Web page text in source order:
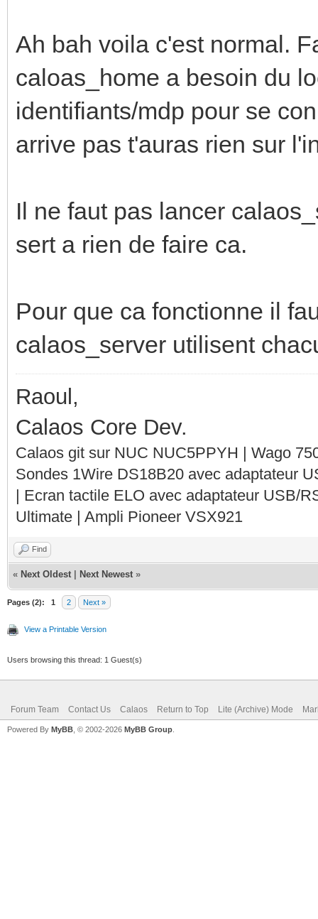
Ah bah voila c'est normal.
caloas_home a besoin du
identifiants/mdp pour se
arrive pas t'auras rien sur
Il ne faut pas lancer
sert a rien de faire ca.
Pour que ca fonctionne il
calaos_server utilisent
Raoul,
Calaos Core Dev.
Calaos git sur NUC NUC5PPYH | Wago
Sondes 1Wire DS18B20 avec adaptateur
| Ecran tactile ELO avec adaptateur USB/
Ultimate | Ampli Pioneer VSX921
Find
« Next Oldest Next Newest »
Pages (2): 1 2 Next »
View a Printable Version
Users browsing this thread: 1 Guest(s)
Forum Team Contact Us Calaos Return to Top Lite (Archive) Mode
Powered By MyBB , © 2002-2026 MyBB Group